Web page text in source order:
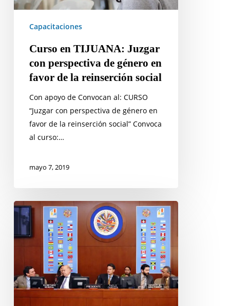
en
favor
reinserción
social
Capacitaciones
Curso en TIJUANA: Juzgar
con perspectiva de género en
favor de la reinserción social
Con apoyo de Convocan al: CURSO
“Juzgar con perspectiva de género en
favor de la reinserción social” Convoca
al curso:…
mayo 7, 2019
Embates
Sistema
Interamericano
Derechos
Humanos
vulneran